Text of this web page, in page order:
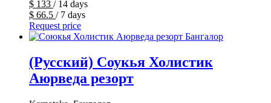
$ 133 / 14 days
$ 66.5 / 7 days
Request price
(Русский) Соукья Холистик
Аюрведа резорт